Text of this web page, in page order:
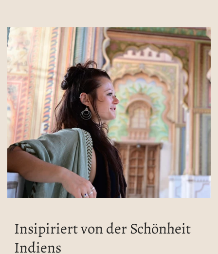
Insipiriert von der Schönheit
Indiens